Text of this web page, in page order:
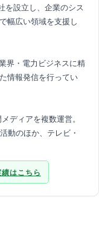
を設立し、企業のシス
幅広い領域を支援し
界・電力ビジネスに精
情報発信を行ってい
ディアを複数運営。
動のほか、テレビ・
はこちら